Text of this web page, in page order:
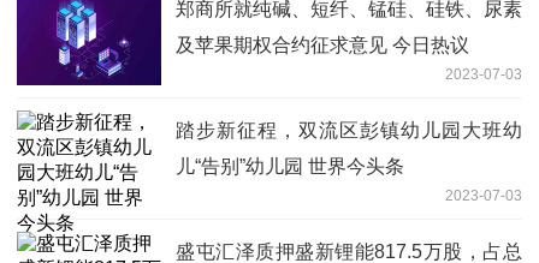
郑商所就纯碱、短纤、锰硅、硅铁、尿素
及苹果期权合约征求意见 今日热议
2023-07-03
踏步新征程，双流区彭镇幼儿园大班幼
儿“告别”幼儿园 世界今头条
2023-07-03
盛屯汇泽质押盛新锂能817.5万股，占总